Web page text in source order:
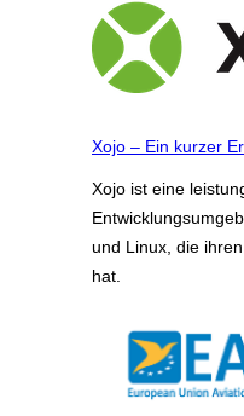
Xojo – Ein kurzer
Xojo ist eine
und Linux, die
hat.